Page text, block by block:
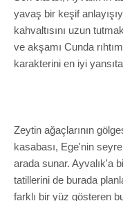
yavaş bir keşif
kahvaltısını uzun
ve akşamı Cunda
karakterini en iyi
Zeytin ağaçlarının
kasabası, Ege'nin
arada sunar. Ayvalık'a
tatillerini de burada
farklı bir yüz gösteren